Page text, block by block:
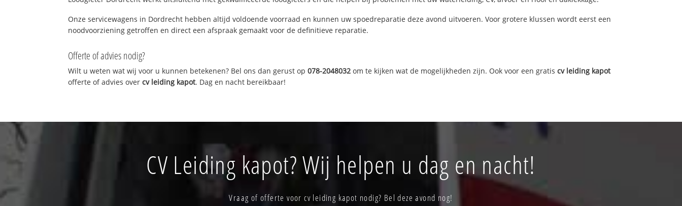
Onze servicewagens in Dordrecht hebben altijd voldoende voorraad en kunnen uw spoedreparatie deze avond uitvoeren. Voor grotere klussen wordt eerst een
noodvoorziening getroffen en direct een afspraak gemaakt voor de definitieve reparatie.
Offerte of advies nodig?
Wilt u weten wat wij voor u kunnen betekenen? Bel ons dan gerust op078-2048032 om te kijken wat de mogelijkheden zijn. Ook voor een gratiscv leiding kapot
offerte of advies overcv leiding kapot. Dag en nacht bereikbaar!
CV Leiding kapot? Wij helpen u dag en nacht!
Vraag of offerte voor cv leiding kapot nodig? Bel deze avond nog!